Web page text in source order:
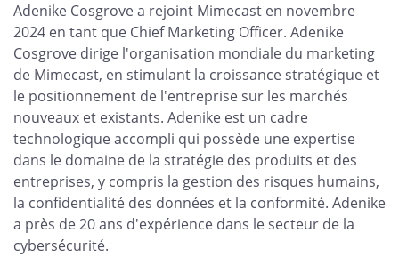
Adenike Cosgrove a rejoint Mimecast en novembre
2024 en tant que Chief Marketing Officer. Adenike
Cosgrove dirige l'organisation mondiale du marketing
de Mimecast, en stimulant la croissance stratégique et
le positionnement de l'entreprise sur les marchés
nouveaux et existants. Adenike est un cadre
technologique accompli qui possède une expertise
dans le domaine de la stratégie des produits et des
entreprises, y compris la gestion des risques humains,
la confidentialité des données et la conformité. Adenike
a près de 20 ans d'expérience dans le secteur de la
cybersécurité.